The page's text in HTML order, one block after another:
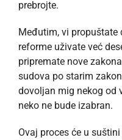
prebrojte.
Međutim, vi propuštate
reforme uživate već
pripremate nove
sudova po starim
dovoljan mig nekog od
neko ne bude izabran.
Ovaj proces će u